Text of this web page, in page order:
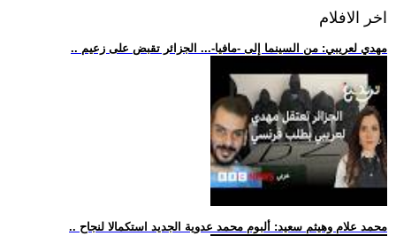
اخر الافلام
.. مهدي لعريبي: من السينما إلى -مافيا-... الجزائر تقبض على زعيم
.. محمد علام وهيثم سعيد: ألبوم محمد عدوية الجديد استكمالا لنجاح